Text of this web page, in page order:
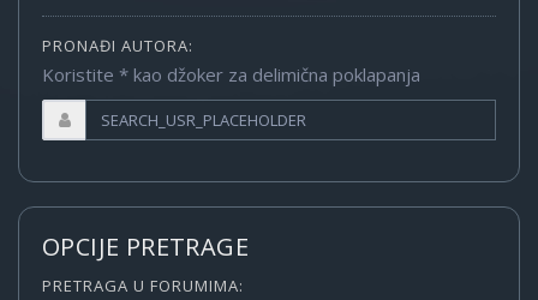
PRONAĐI AUTORA:
Koristite * kao džoker za delimična poklapanja
OPCIJE PRETRAGE
PRETRAGA U FORUMIMA: